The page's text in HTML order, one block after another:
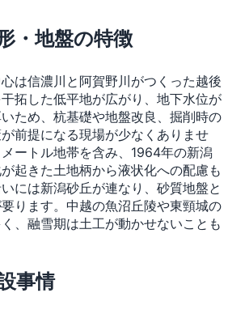
・地盤の特徴
は信濃川と阿賀野川がつくった越後
拓した低平地が広がり、地下水位が
ため、杭基礎や地盤改良、掘削時の
前提になる現場が少なくありませ
ートル地帯を含み、1964年の新潟
起きた土地柄から液状化への配慮も
には新潟砂丘が連なり、砂質地盤と
ります。中越の魚沼丘陵や東頸城の
、融雪期は土工が動かせないことも
事情